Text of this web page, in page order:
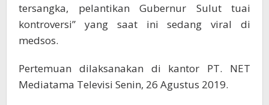
tersangka, pelantikan Gubernur Sulut tuai
kontroversi” yang saat ini sedang viral di
medsos.
Pertemuan dilaksanakan di kantor PT. NET
Mediatama Televisi Senin, 26 Agustus 2019.